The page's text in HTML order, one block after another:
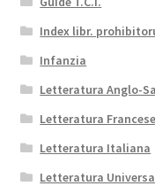
Index libr.
Infanzia
Letteratura Anglo-
Letteratura Francese
Letteratura Italiana
Letteratura